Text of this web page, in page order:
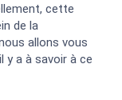
cette
de la
allons vous
y a à savoir à ce